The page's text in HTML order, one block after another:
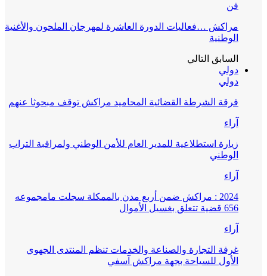
فن
مراكش …فعاليات الدورة العاشرة لمهرجان الملحون والأغنية
الوطنية
السابق التالي
دولي
دولي
فرقة الشرطة القضائية المحاميد مراكش توقف مبحوثا عنهم
آراء
زيارة استطلاعية للمدير العام للأمن الوطني ولمراقبة التراب
الوطني
آراء
2024 : مراكش ضمن أربع مدن بالممكلة سجلت مامجموعه
656 قضية تتعلق بغسيل الأموال
آراء
غرفة التجارة والصناعة والخدمات تنظم المنتدى الجهوي
الأول للسياحة بجهة مراكش آسفي